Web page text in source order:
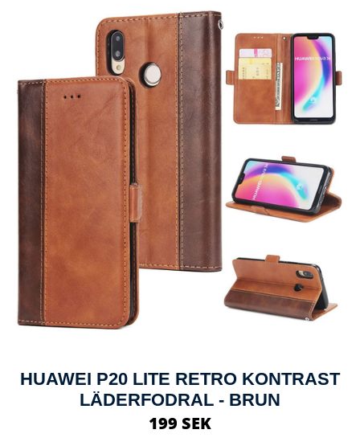
HUAWEI P20 LITE RETRO KONTRAST
LÄDERFODRAL - BRUN
199 SEK